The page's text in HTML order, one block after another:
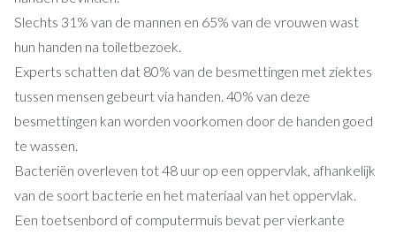
Slechts 31% van de mannen en 65% van de vrouwen wast
hun handen na toiletbezoek.
Experts schatten dat 80% van de besmettingen met ziektes
tussen mensen gebeurt via handen. 40% van deze
besmettingen kan worden voorkomen door de handen goed
te wassen.
Bacteriën overleven tot 48 uur op een oppervlak, afhankelijk
van de soort bacterie en het materiaal van het oppervlak.
Een toetsenbord of computermuis bevat per vierkante